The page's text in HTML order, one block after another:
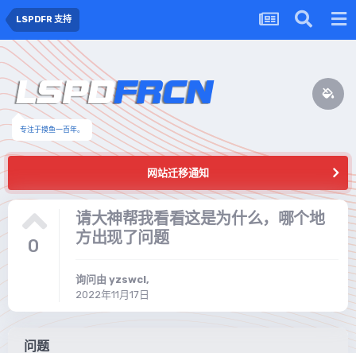
LSPDFR 支持
专注于摸鱼一百年。
网站迁移通知
0
请大神帮我看看这是为什么，哪个地
方出现了问题
询问由 yzswcl,
2022年11月17日
问题